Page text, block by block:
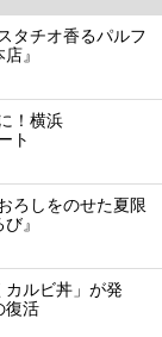
タチオ香るパルフ
』
！横浜
ト
ろしをのせた夏限
』
カルビ丼」が発
復活